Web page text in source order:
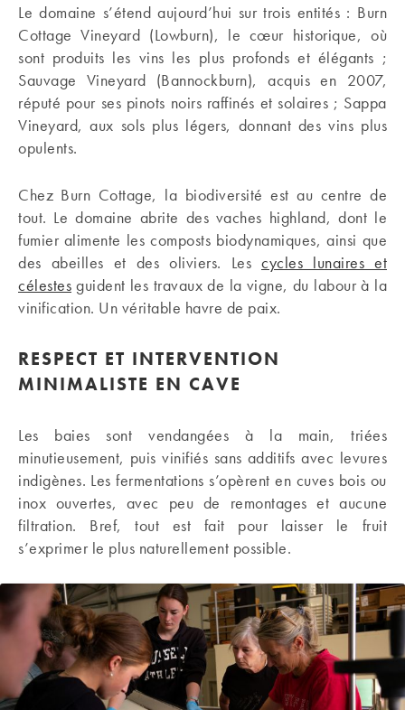
Le domaine s’étend aujourd’hui sur trois entités : Burn
Cottage Vineyard (Lowburn), le cœur historique, où
sont produits les vins les plus profonds et élégants ;
Sauvage Vineyard (Bannockburn), acquis en 2007,
réputé pour ses pinots noirs raffinés et solaires ; Sappa
Vineyard, aux sols plus légers, donnant des vins plus
opulents.
Chez Burn Cottage, la biodiversité est au centre de
tout. Le domaine abrite des vaches highland, dont le
fumier alimente les composts biodynamiques, ainsi que
des abeilles et des oliviers. Les cycles lunaires et
célestes guident les travaux de la vigne, du labour à la
vinification. Un véritable havre de paix.
RESPECT ET INTERVENTION
MINIMALISTE EN CAVE
Les baies sont vendangées à la main, triées
minutieusement, puis vinifiés sans additifs avec levures
indigènes. Les fermentations s’opèrent en cuves bois ou
inox ouvertes, avec peu de remontages et aucune
filtration. Bref, tout est fait pour laisser le fruit
s’exprimer le plus naturellement possible.